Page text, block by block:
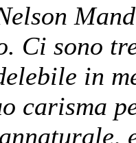
Ci sono
in
carisma